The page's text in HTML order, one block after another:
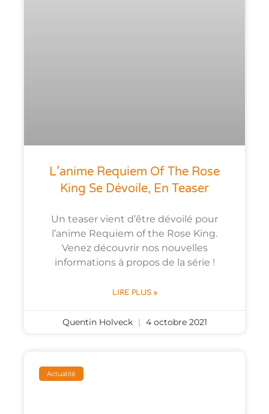
L’anime Requiem Of The Rose
King Se Dévoile, En Teaser
Un teaser vient d’être dévoilé pour
l’anime Requiem of the Rose King.
Venez découvrir nos nouvelles
informations à propos de la série !
LIRE PLUS »
Quentin Holveck 4 octobre 2021
Actualité